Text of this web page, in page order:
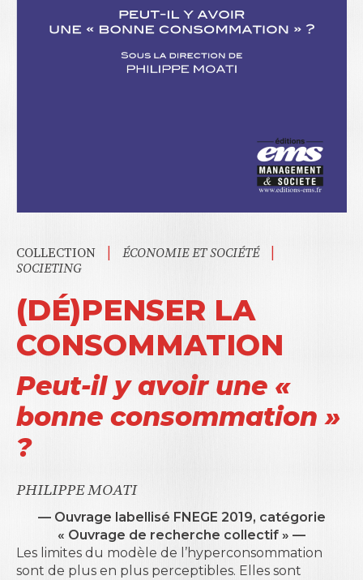
COLLECTION | ÉCONOMIE ET SOCIÉTÉ |
SOCIETING
(DÉ)PENSER LA
CONSOMMATION
Peut-il y avoir une «
bonne consommation »
?
PHILIPPE MOATI
— Ouvrage labellisé FNEGE 2019, catégorie
« Ouvrage de recherche collectif » —
Les limites du modèle de l’hyperconsommation
sont de plus en plus perceptibles. Elles sont